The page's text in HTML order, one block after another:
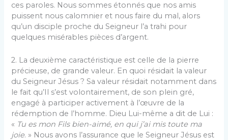
ces paroles. Nous sommes étonnés que nos amis
puissent nous calomnier et nous faire du mal, alors
qu’un disciple proche du Seigneur l’a trahi pour
quelques misérables pièces d’argent.
2. La deuxième caractéristique est celle de la pierre
précieuse, de grande valeur. En quoi résidait la valeur
du Seigneur Jésus ? Sa valeur résidait notamment dans
le fait qu’Il s’est volontairement, de son plein gré,
engagé à participer activement à l’œuvre de la
rédemption de l’homme. Dieu Lui-même a dit de Lui :
« Tu es mon Fils bien-aimé, en qui j’ai mis toute ma
joie. » Nous avons l’assurance que le Seigneur Jésus est